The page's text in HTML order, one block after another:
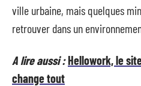
ville urbaine, mais quelques
retrouver dans un
A lire aussi :Hellowork, le
change tout